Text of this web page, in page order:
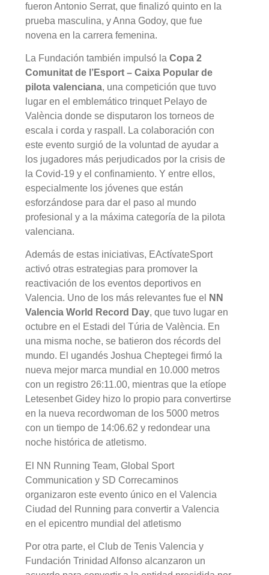
fueron Antonio Serrat, que finalizó quinto en la
prueba masculina, y Anna Godoy, que fue
novena en la carrera femenina.
La Fundación también impulsó laCopa 2
Comunitat de l’Esport – Caixa Popular de
pilota valenciana, una competición que tuvo
lugar en el emblemático trinquet Pelayo de
València donde se disputaron los torneos de
escala i corda y raspall. La colaboración con
este evento surgió de la voluntad de ayudar a
los jugadores más perjudicados por la crisis de
la Covid-19 y el confinamiento. Y entre ellos,
especialmente los jóvenes que están
esforzándose para dar el paso al mundo
profesional y a la máxima categoría de la pilota
valenciana.
Además de estas iniciativas, EActívateSport
activó otras estrategias para promover la
reactivación de los eventos deportivos en
Valencia. Uno de los más relevantes fue el
NN
Valencia World Record Day, que tuvo lugar en
octubre en el Estadi del Túria de València. En
una misma noche, se batieron dos récords del
mundo. El ugandés Joshua Cheptegei firmó la
nueva mejor marca mundial en 10.000 metros
con un registro 26:11.00, mientras que la etíope
Letesenbet Gidey hizo lo propio para convertirse
en la nueva recordwoman de los 5000 metros
con un tiempo de 14:06.62 y redondear una
noche histórica de atletismo.
El NN Running Team, Global Sport
Communication y SD Correcaminos
organizaron este evento único en el Valencia
Ciudad del Running para convertir a Valencia
en el epicentro mundial del atletismo
Por otra parte, el Club de Tenis Valencia y
Fundación Trinidad Alfonso alcanzaron un